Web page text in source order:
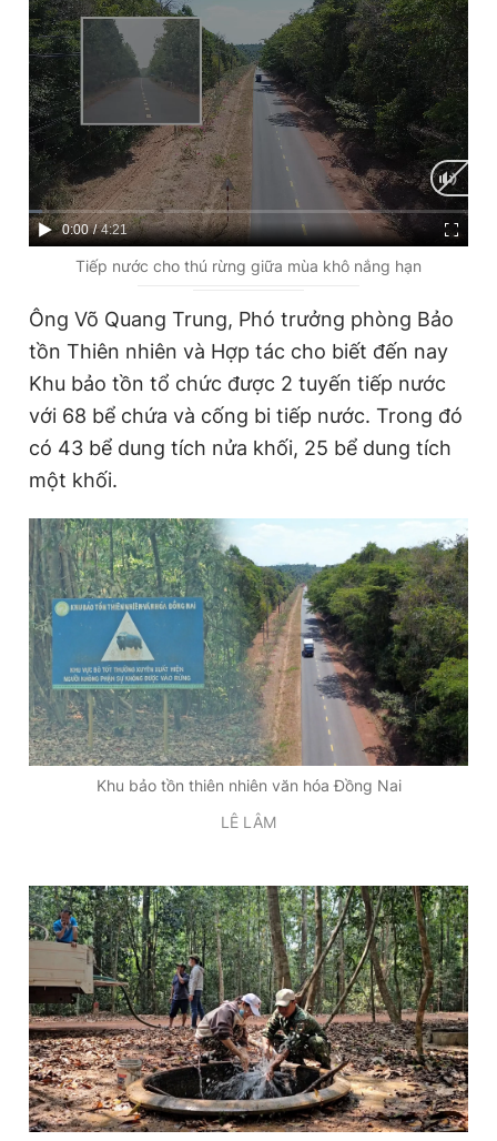
Tổng biên tập: Nguyễn Ngọc Toàn
Phó tổng biên tập thường trực: Hải Thành
Phó tổng biên tập: Lâm Hiếu Dũng
Phó tổng biên tập: Trần Việt Hưng
Tổng thư ký tòa soạn: Đức Trung
Giấy phép xuất bản số 110/GP - BTTTT cấp ngày 24.3.2020
© 2003-2026 Bản quyền thuộc về Báo Thanh Niên. Cấm sao
chép dưới mọi hình thức nếu không có sự chấp thuận bằng văn
bản. Phát triển bởi ePi Technologies, JSC.
C
r
n
m
0:00 / D
u
a
t
i
4:21
Tiếp nước cho thú rừng giữa mùa khô nắng hạn
Ông Võ Quang Trung, Phó trưởng phòng Bảo
tồn Thiên nhiên và Hợp tác cho biết đến nay
Khu bảo tồn tổ chức được 2 tuyến tiếp nước
với 68 bể chứa và cống bi tiếp nước. Trong đó
có 43 bể dung tích nửa khối, 25 bể dung tích
một khối.
Khu bảo tồn thiên nhiên văn hóa Đồng Nai
LÊ LÂM